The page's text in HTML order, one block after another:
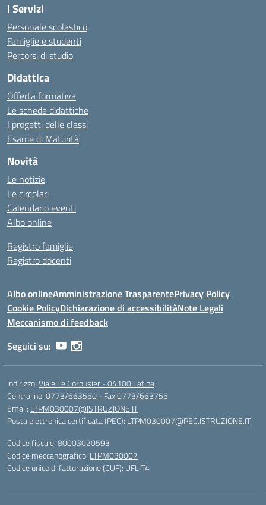
I Servizi
Personale scolastico
Famiglie e studenti
Percorsi di studio
Didattica
Offerta formativa
Le schede didattiche
I progetti delle classi
Esame di Maturità
Novità
Le notizie
Le circolari
Calendario eventi
Albo online
Registro famiglie
Registro docenti
Albo onlineAmministrazione TrasparentePrivacy Policy
Cookie PolicyDichiarazione di accessibilitàNote Legali
Meccanismo di feedback
Seguici su:
Indirizzo:Viale Le Corbusier - 04100 Latina
Centralino:0773/663550 - Fax 0773/663755
Email: LTPM030007@ISTRUZIONE.IT
Posta elettronica certificata (PEC): LTPM030007@PEC.ISTRUZIONE.IT
Codice fiscale: 80003020593
Codice meccanografico: LTPM030007
Codice unico di fatturazione (CUF): UFLIT4